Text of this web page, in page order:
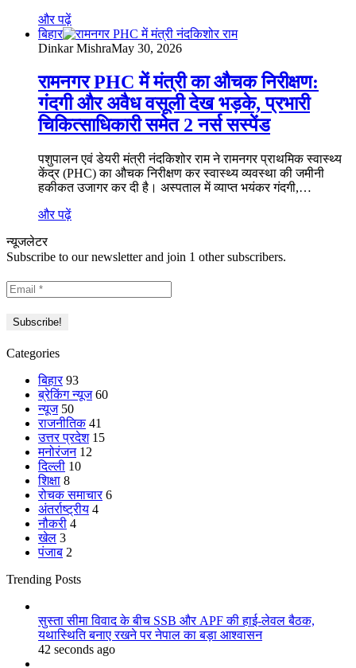
और पढ़ें
बिहार
Dinkar MishraMay 30, 2026
रामनगर PHC में मंत्री का औचक निरीक्षण:
गंदगी और अवैध वसूली देख भड़के, प्रभारी
चिकित्साधिकारी समेत 2 नर्स सस्पेंड
पशुपालन एवं डेयरी मंत्री नंदकिशोर राम ने रामनगर प्राथमिक स्वास्थ्य
केंद्र (PHC) का औचक निरीक्षण कर स्वास्थ्य व्यवस्था की जमीनी
हकीकत उजागर कर दी है। अस्पताल में व्याप्त भयंकर गंदगी,…
और पढ़ें
न्यूजलेटर
Subscribe to our newsletter and join 1 other subscribers.
Categories
बिहार 93
ब्रेकिंग न्यूज 60
न्यूज 50
राजनीतिक 41
उत्तर प्रदेश 15
मनोरंजन 12
दिल्ली 10
शिक्षा 8
रोचक समाचार 6
अंतर्राष्ट्रीय 4
नौकरी 4
खेल 3
पंजाब 2
Trending Posts
सुस्ता सीमा विवाद के बीच SSB और APF की हाई-लेवल बैठक,
यथास्थिति बनाए रखने पर नेपाल का बड़ा आश्वासन
42 seconds ago